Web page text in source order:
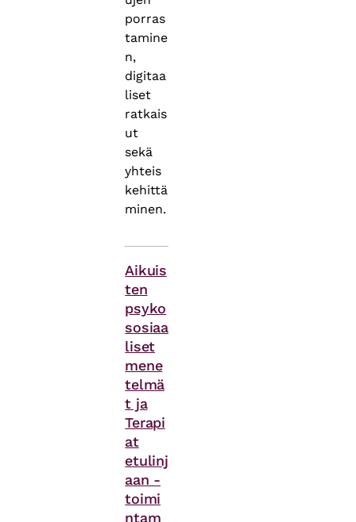
porras
tamine
n,
digitaa
liset
ratkais
ut
sekä
yhteis
kehittä
minen.
Aikuis
ten
psyko
sosiaa
liset
mene
telmä
t ja
Terapi
at
etulinj
aan -
toimi
ntam